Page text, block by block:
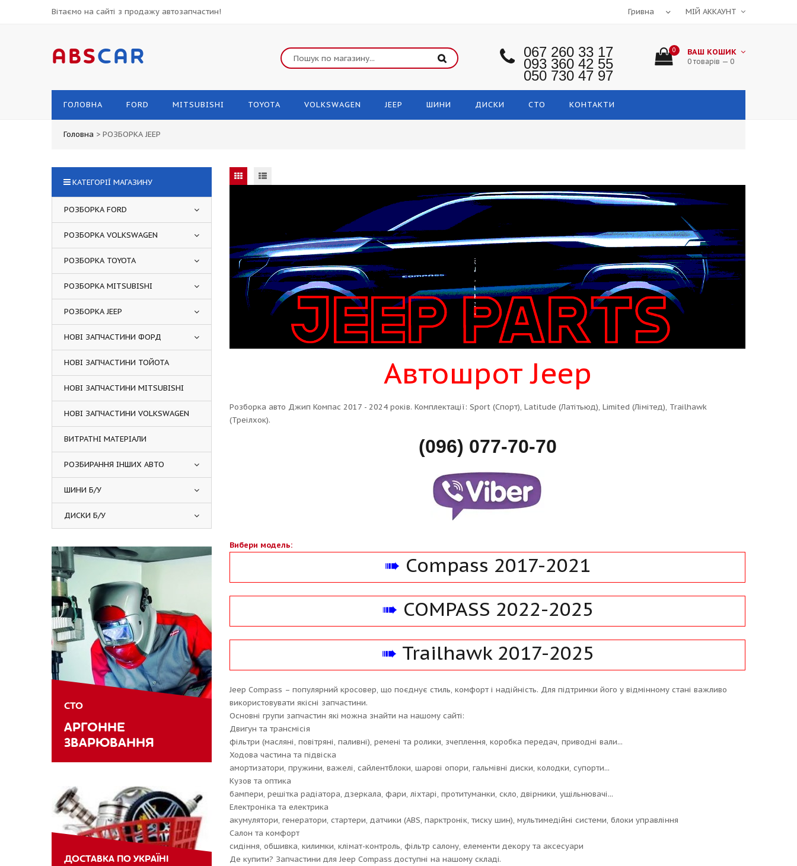
Вітаємо на сайті з продажу автозапчастин! МІЙ АККАУНТ
ABSCAR 067 260 33 17
093 360 42 55
050 730 47 97
0 ВАШ КОШИК
0 товарів — 0
ГОЛОВНА FORD MITSUBISHI TOYOTA VOLKSWAGEN JEEP ШИНИ ДИСКИ СТО КОНТАКТИ
Головна > РОЗБОРКА JEEP
Автошрот Jeep
Розборка авто Джип Компас 2017 - 2024 років. Комплектації: Sport (Спорт), Latitude (Латітьюд), Limited (Лімітед), Trailhawk
(Треілхок).
(096) 077-70-70
Вибери модель:
➠ Compass 2017-2021
➠ COMPASS 2022-2025
➠ Trailhawk 2017-2025
Jeep Compass – популярний кросовер, що поєднує стиль, комфорт і надійність. Для підтримки його у відмінному стані важливо
використовувати якісні запчастини.
Основні групи запчастин якi можна знайти на нашому сайтi:
Двигун та трансмісія
фільтри (масляні, повітряні, паливні), ремені та ролики, зчеплення, коробка передач, приводні вали...
Ходова частина та підвіска
амортизатори, пружини, важелі, сайлентблоки, шарові опори, гальмівні диски, колодки, супорти...
Кузов та оптика
бампери, решітка радіатора, дзеркала, фари, ліхтарі, протитуманки, скло, двірники, ущільнювачі...
Електроніка та електрика
акумулятори, генератори, стартери, датчики (ABS, парктронік, тиску шин), мультимедійні системи, блоки управління
Салон та комфорт
сидіння, обшивка, килимки, клімат-контроль, фільтр салону, елементи декору та аксесуари
Де купити? Запчастини для Jeep Compass доступні на нашому складi.
КАТЕГОРІЇ МАГАЗИНУ
РОЗБОРКА FORD
РОЗБОРКА VOLKSWAGEN
РОЗБОРКА TOYOTA
РОЗБОРКА MITSUBISHI
РОЗБОРКА JEEP
НОВІ ЗАПЧАСТИНИ ФОРД
НОВІ ЗАПЧАСТИНИ ТОЙОТА
НОВІ ЗАПЧАСТИНИ MITSUBISHI
НОВІ ЗАПЧАСТИНИ VOLKSWAGEN
ВИТРАТНІ МАТЕРІАЛИ
РОЗБИРАННЯ ІНШИХ АВТО
ШИНИ Б/У
ДИСКИ Б/У
СТО
АРГОННЕ
ЗВАРЮВАННЯ
ДОСТАВКА ПО УКРАЇНІ